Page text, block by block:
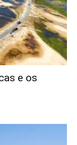
e os